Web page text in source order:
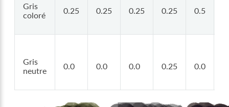
Gris
coloré
0.25 0.25 0.25 0.25 0.5
Gris
neutre
0.0 0.0 0.0 0.25 0.0